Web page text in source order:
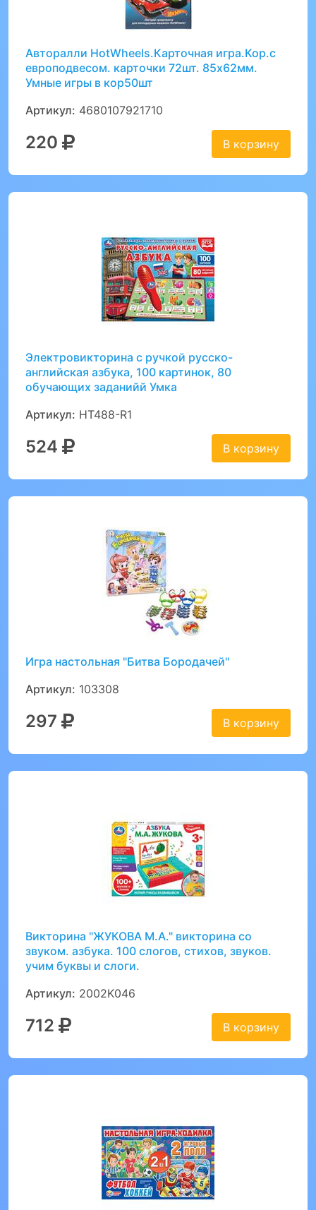
Авторалли HotWheels.Карточная игра.Кор.с
европодвесом. карточки 72шт. 85х62мм.
Умные игры в кор50шт
Артикул: 4680107921710
220 В корзину
Электровикторина с ручкой русско-
английская азбука, 100 картинок, 80
обучающих заданийй Умка
Артикул: HT488-R1
524 В корзину
Игра настольная "Битва Бородачей"
Артикул: 103308
297 В корзину
Викторина "ЖУКОВА М.А." викторина со
звуком. азбука. 100 слогов, стихов, звуков.
учим буквы и слоги.
Артикул: 2002K046
712 В корзину